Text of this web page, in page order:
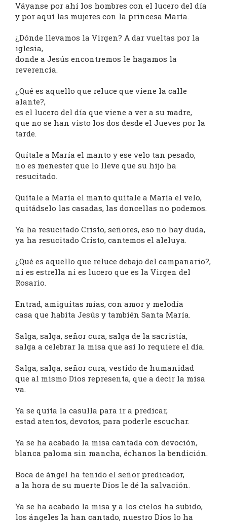
Váyanse por ahí los hombres con el lucero del día
y por aquí las mujeres con la princesa María.
¿Dónde llevamos la Virgen? A dar vueltas por la
iglesia,
donde a Jesús encontremos le hagamos la
reverencia.
¿Qué es aquello que reluce que viene la calle
alante?,
es el lucero del día que viene a ver a su madre,
que no se han visto los dos desde el Jueves por la
tarde.
Quítale a María el manto y ese velo tan pesado,
no es menester que lo lleve que su hijo ha
resucitado.
Quítale a María el manto quítale a María el velo,
quitádselo las casadas, las doncellas no podemos.
Ya ha resucitado Cristo, señores, eso no hay duda,
ya ha resucitado Cristo, cantemos el aleluya.
¿Qué es aquello que reluce debajo del campanario?,
ni es estrella ni es lucero que es la Virgen del
Rosario.
Entrad, amiguitas mías, con amor y melodía
casa que habita Jesús y también Santa María.
Salga, salga, señor cura, salga de la sacristía,
salga a celebrar la misa que así lo requiere el día.
Salga, salga, señor cura, vestido de humanidad
que al mismo Dios representa, que a decir la misa
va.
Ya se quita la casulla para ir a predicar,
estad atentos, devotos, para poderle escuchar.
Ya se ha acabado la misa cantada con devoción,
blanca paloma sin mancha, échanos la bendición.
Boca de ángel ha tenido el señor predicador,
a la hora de su muerte Dios le dé la salvación.
Ya se ha acabado la misa y a los cielos ha subido,
los ángeles la han cantado, nuestro Dios lo ha